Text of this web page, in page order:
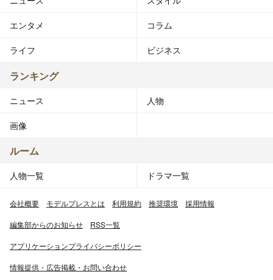
エンタメ コラム
ライフ ビジネス
ランキング
ニュース 人物
画像
ルーム
人物一覧 ドラマ一覧
会社概要 モデルプレスとは 利用規約 推奨環境 採用情報
編集部からのお知らせ RSS一覧
アプリケーションプライバシーポリシー
情報提供・広告掲載・お問い合わせ